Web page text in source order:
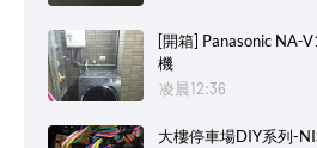
[開箱] Panasonic NA-
機
凌晨12:36
大樓停車場DIY系列-